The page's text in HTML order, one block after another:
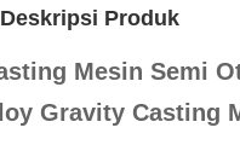
Deskripsi Produk
Mesin Semi
Gravity Casting